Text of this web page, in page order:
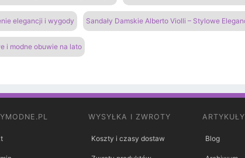
elegancji i wygody Sandały Damskie Alberto Violli – Stylowe
i modne obuwie na lato
WYSYŁKA I ZWROTY
Koszty i czasy dostaw
ARTYKUŁY
Blog